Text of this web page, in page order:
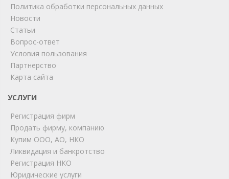
Политика обработки персональных данных
Новости
Статьи
Вопрос-ответ
Условия пользования
Партнерство
Карта сайта
УСЛУГИ
Регистрация фирм
Продать фирму, компанию
Купим ООО, АО, НКО
Ликвидация и банкротство
Регистрация НКО
Юридические услуги
Мы на связи!
Позвоните нам или свяжитесь с нами через любой
удобный мессенджер!